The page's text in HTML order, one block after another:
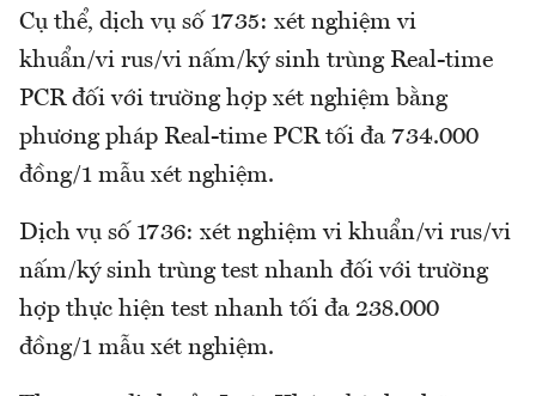
Cụ thể, dịch vụ số 1735: xét nghiệm vi
khuẩn/vi rus/vi nấm/ký sinh trùng Real-time
PCR đối với trường hợp xét nghiệm bằng
phương pháp Real-time PCR tối đa 734.000
đồng/1 mẫu xét nghiệm.
Dịch vụ số 1736: xét nghiệm vi khuẩn/vi rus/vi
nấm/ký sinh trùng test nhanh đối với trường
hợp thực hiện test nhanh tối đa 238.000
đồng/1 mẫu xét nghiệm.